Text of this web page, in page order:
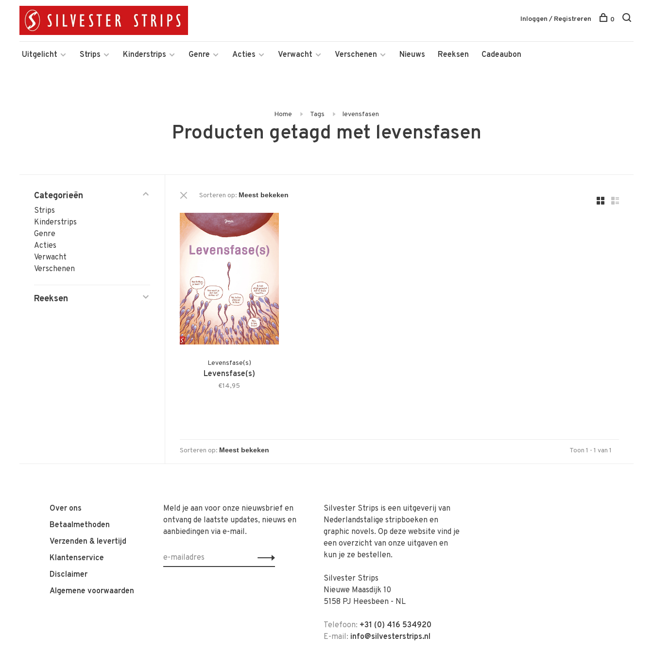
Uitgelicht Strips Kinderstrips Genre Acties Verwacht Verschenen Nieuws Reeksen Cadeaubon
Inloggen / Registreren 0
Home Tags levensfasen
Producten getagd met levensfasen
Categorieën
Strips
Kinderstrips
Genre
Acties
Verwacht
Verschenen
Reeksen
Sorteren op:
Levensfase(s)
Levensfase(s)
€14,95
Sorteren op: Toon 1 - 1 van 1
Over ons
Betaalmethoden
Verzenden & levertijd
Klantenservice
Disclaimer
Algemene voorwaarden
Meld je aan voor onze nieuwsbrief en
ontvang de laatste updates, nieuws en
aanbiedingen via e-mail.
Silvester Strips is een uitgeverij van
Nederlandstalige stripboeken en
graphic novels. Op deze website vind je
een overzicht van onze uitgaven en
kun je ze bestellen.
Silvester Strips
Nieuwe Maasdijk 10
5158 PJ Heesbeen - NL
Telefoon: +31 (0) 416 534920
E-mail: info@silvesterstrips.nl